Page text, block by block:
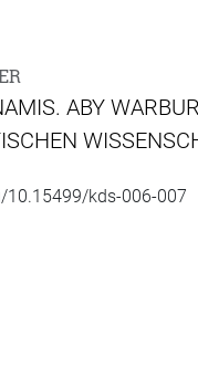
ABY
10.15499/kds-006-007